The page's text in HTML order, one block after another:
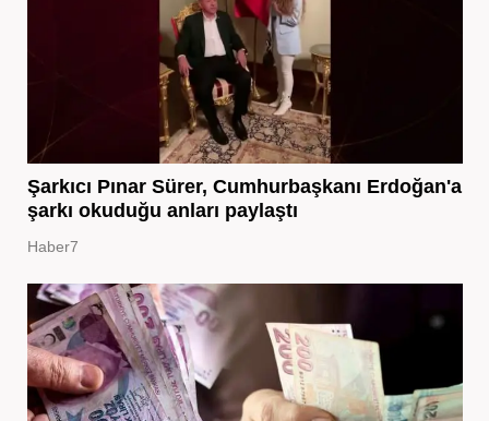
Şarkıcı Pınar Sürer, Cumhurbaşkanı Erdoğan'a
şarkı okuduğu anları paylaştı
Haber7